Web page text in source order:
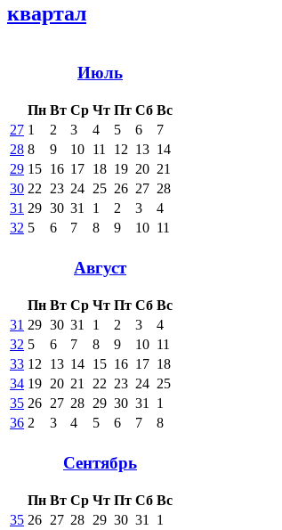
квартал
Июль
Пн Вт Ср Чт Пт Сб Вс
27 1 2 3 4 5 6
7
28 8 9 10 11 12 13 14
29 15 16 17 18 19 20 21
30 22 23 24 25 26 27 28
31 29 30 31 1 2 3
4
32 5 6 7 8 9 10 11
Август
Пн Вт Ср Чт Пт Сб Вс
31 29 30 31 1 2 3
4
32 5 6 7 8 9 10 11
33 12 13 14 15 16 17 18
34 19 20 21 22 23 24 25
35 26 27 28 29 30 31
1
36 2 3 4 5 6 7 8
Сентябрь
Пн Вт Ср Чт Пт Сб Вс
35 26 27 28 29 30 31
1